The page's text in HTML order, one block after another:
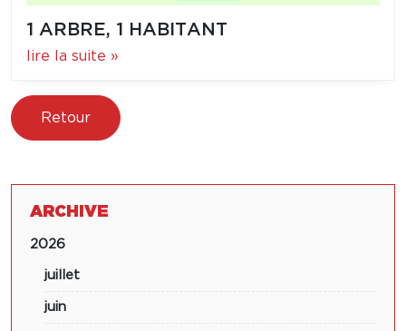
1 ARBRE, 1 HABITANT
lire la suite »
Retour
ARCHIVE
2026
juillet
juin